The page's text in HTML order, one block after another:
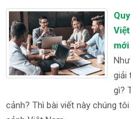
giải
gì?
cảnh? Thì bài viết này chúng